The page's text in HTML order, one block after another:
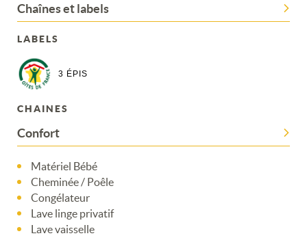
Chaînes et labels
LABELS
3 ÉPIS
CHAINES
Confort
Matériel Bébé
Cheminée / Poêle
Congélateur
Lave linge privatif
Lave vaisselle